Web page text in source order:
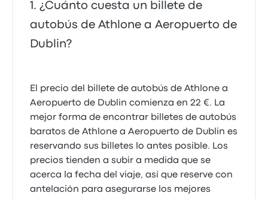
¿Cuánto cuesta un billete de
autobús de Athlone a Aeropuerto de
Dublin?
El precio del billete de autobús de Athlone a
Aeropuerto de Dublin comienza en 22 €. La
mejor forma de encontrar billetes de autobús
baratos de Athlone a Aeropuerto de Dublin es
reservando sus billetes lo antes posible. Los
precios tienden a subir a medida que se
acerca la fecha del viaje, así que reserve con
antelación para asegurarse los mejores